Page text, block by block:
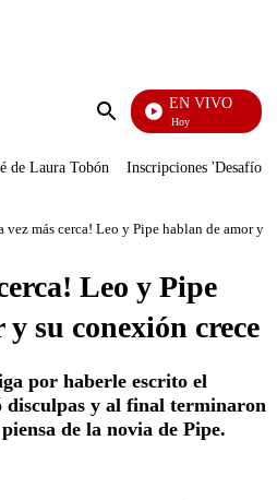
Enviar
EN VIVO
La Finca De Hoy
de Laura Tobón Inscripciones 'Desafío'
vez más cerca! Leo y Pipe hablan de amor y
Leo y Pipe
su conexión crece
por haberle escrito el
y al final terminaron
de la novia de Pipe.